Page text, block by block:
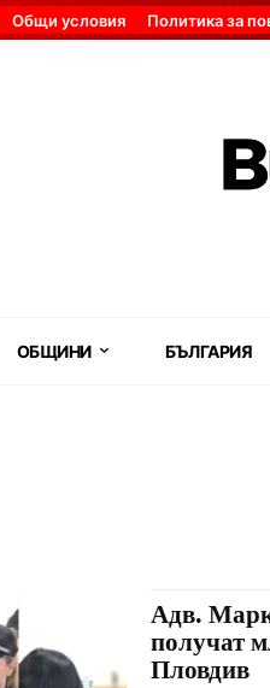
Общи условия Политика за
ОБЩИНИ БЪЛГАРИЯ
Адв.
получат
Пловдив